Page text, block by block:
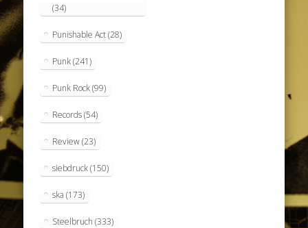
(34)
Punishable Act(28)
Punk(241)
Punk Rock(99)
Records(54)
Review(23)
siebdruck(150)
ska (173)
Steelbruch (333)